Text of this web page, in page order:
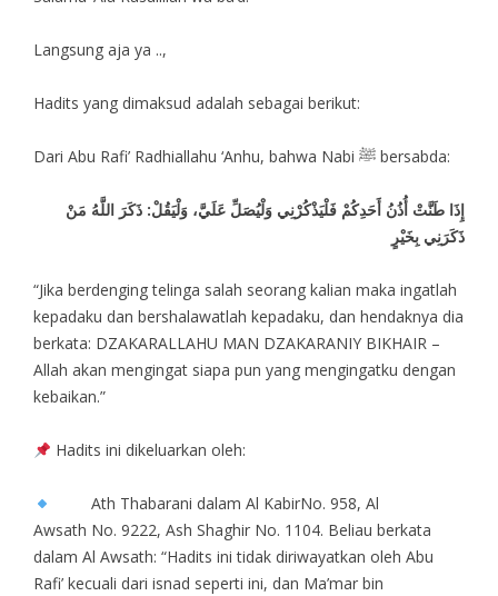
Langsung aja ya ..,
Hadits yang dimaksud adalah sebagai berikut:
Dari Abu Rafi’ Radhiallahu ‘Anhu, bahwa Nabi ﷺ bersabda:
إِذَا طَنَّتْ أُذُنُ أَحَدِكُمْ فَلْيَذْكُرْنِي وَلْيُصَلِّ عَلَيَّ، وَلْيَقُلْ: ذَكَرَ اللَّهُ مَنْ
ذَكَرَنِي بِخَيْرٍ
“Jika berdenging telinga salah seorang kalian maka ingatlah
kepadaku dan bershalawatlah kepadaku, dan hendaknya dia
berkata: DZAKARALLAHU MAN DZAKARANIY BIKHAIR –
Allah akan mengingat siapa pun yang mengingatku dengan
kebaikan.”
Hadits ini dikeluarkan oleh:
Ath Thabarani dalam Al KabirNo. 958, Al
Awsath No. 9222, Ash Shaghir No. 1104. Beliau berkata
dalam Al Awsath: “Hadits ini tidak diriwayatkan oleh Abu
Rafi’ kecuali dari isnad seperti ini, dan Ma’mar bin